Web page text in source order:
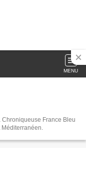
MENU
France Bleu
du Petit Méditerranéen.